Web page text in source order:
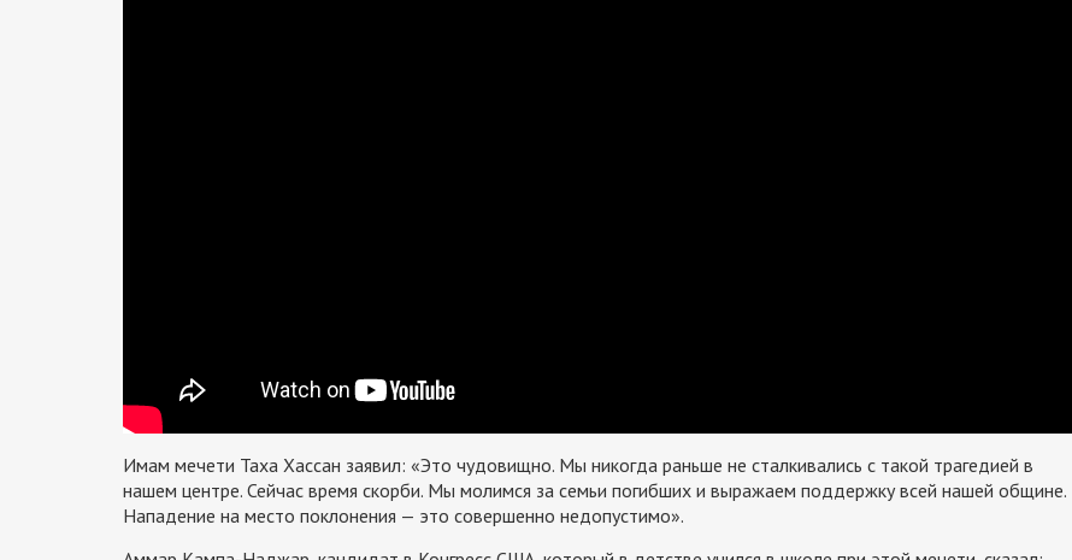
Имам мечети Таха Хассан заявил: «Это чудовищно. Мы никогда раньше не сталкивались с такой трагедией в
нашем центре. Сейчас время скорби. Мы молимся за семьи погибших и выражаем поддержку всей нашей общине.
Нападение на место поклонения — это совершенно недопустимо».